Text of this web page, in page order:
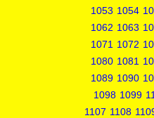
1053 1054
1062 1063
1071 1072
1080 1081
1089 1090
1098 1099
1107 1108